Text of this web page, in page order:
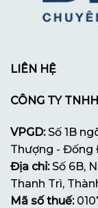
LIÊN HỆ
CÔNG TY
VPGD:Số 1B
Thượng - Đống
Địa chỉ:Số 6B,
Thanh Trì,
Mã số thuế: